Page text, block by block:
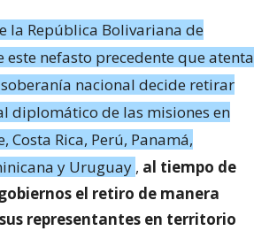
la República Bolivariana de
este nefasto precedente que atenta
nacional decide retirar
diplomático de las misiones en
Costa Rica, Perú, Panamá,
y Uruguay , al tiempo de
el retiro de manera
representantes en territorio